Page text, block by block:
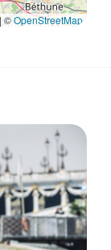
| ©OpenStreetMap